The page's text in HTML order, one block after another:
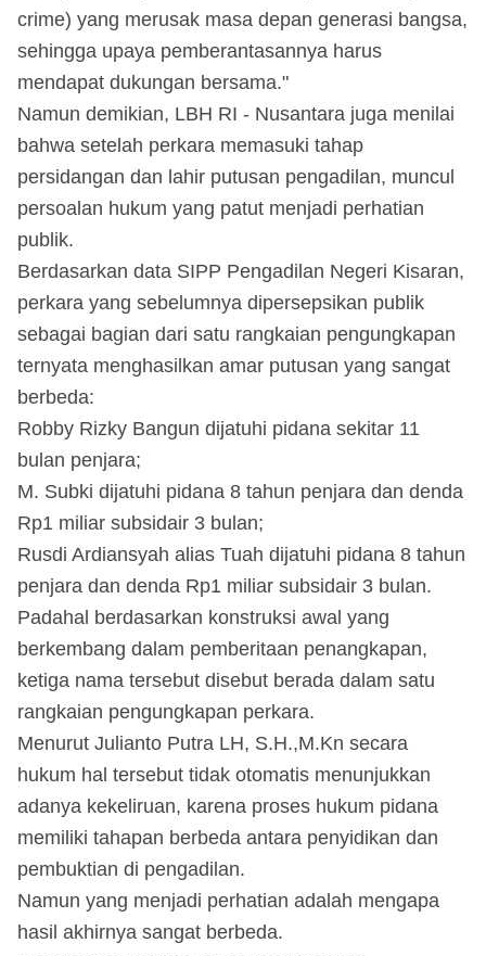
crime) yang merusak masa depan generasi bangsa,
sehingga upaya pemberantasannya harus
mendapat dukungan bersama."
Namun demikian, LBH RI - Nusantara juga menilai
bahwa setelah perkara memasuki tahap
persidangan dan lahir putusan pengadilan, muncul
persoalan hukum yang patut menjadi perhatian
publik.
Berdasarkan data SIPP Pengadilan Negeri Kisaran,
perkara yang sebelumnya dipersepsikan publik
sebagai bagian dari satu rangkaian pengungkapan
ternyata menghasilkan amar putusan yang sangat
berbeda:
Robby Rizky Bangun dijatuhi pidana sekitar 11
bulan penjara;
M. Subki dijatuhi pidana 8 tahun penjara dan denda
Rp1 miliar subsidair 3 bulan;
Rusdi Ardiansyah alias Tuah dijatuhi pidana 8 tahun
penjara dan denda Rp1 miliar subsidair 3 bulan.
Padahal berdasarkan konstruksi awal yang
berkembang dalam pemberitaan penangkapan,
ketiga nama tersebut disebut berada dalam satu
rangkaian pengungkapan perkara.
Menurut Julianto Putra LH, S.H.,M.Kn secara
hukum hal tersebut tidak otomatis menunjukkan
adanya kekeliruan, karena proses hukum pidana
memiliki tahapan berbeda antara penyidikan dan
pembuktian di pengadilan.
Namun yang menjadi perhatian adalah mengapa
hasil akhirnya sangat berbeda.